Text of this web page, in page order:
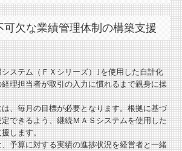
可欠な業績管理体制の構築支援
ステム（ＦＸシリーズ）｣を使用した自計化
理担当者が取引の入力に慣れるまで親身に操
、毎月の目標が必要となります。根拠に基づ
できるよう、継続ＭＡＳシステムを使用した
します。
予算に対する実績の進捗状況を経営者と一緒